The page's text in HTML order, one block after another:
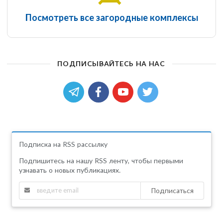
Посмотреть все загородные комплексы
ПОДПИСЫВАЙТЕСЬ НА НАС
Подписка на RSS рассылку
Подпишитесь на нашу RSS ленту, чтобы первыми
узнавать о новых публикациях.
Подписаться